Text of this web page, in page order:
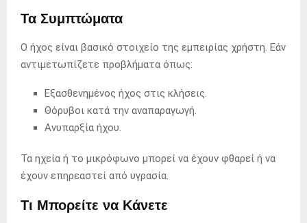
Τα Συμπτώματα
Ο ήχος είναι βασικό στοιχείο της εμπειρίας χρήστη. Εάν
αντιμετωπίζετε προβλήματα όπως:
Εξασθενημένος ήχος στις κλήσεις.
Θόρυβοι κατά την αναπαραγωγή.
Ανυπαρξία ήχου.
Τα ηχεία ή το μικρόφωνο μπορεί να έχουν φθαρεί ή να
έχουν επηρεαστεί από υγρασία.
Τι Μπορείτε να Κάνετε